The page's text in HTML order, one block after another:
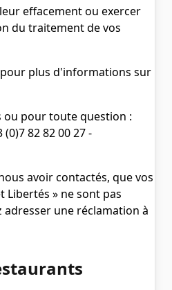
effacement ou exercer
du traitement de vos
plus d'informations sur
ou pour toute question :
(0)7 82 82 00 27 -
avoir contactés, que vos
» ne sont pas
adresser une réclamation à